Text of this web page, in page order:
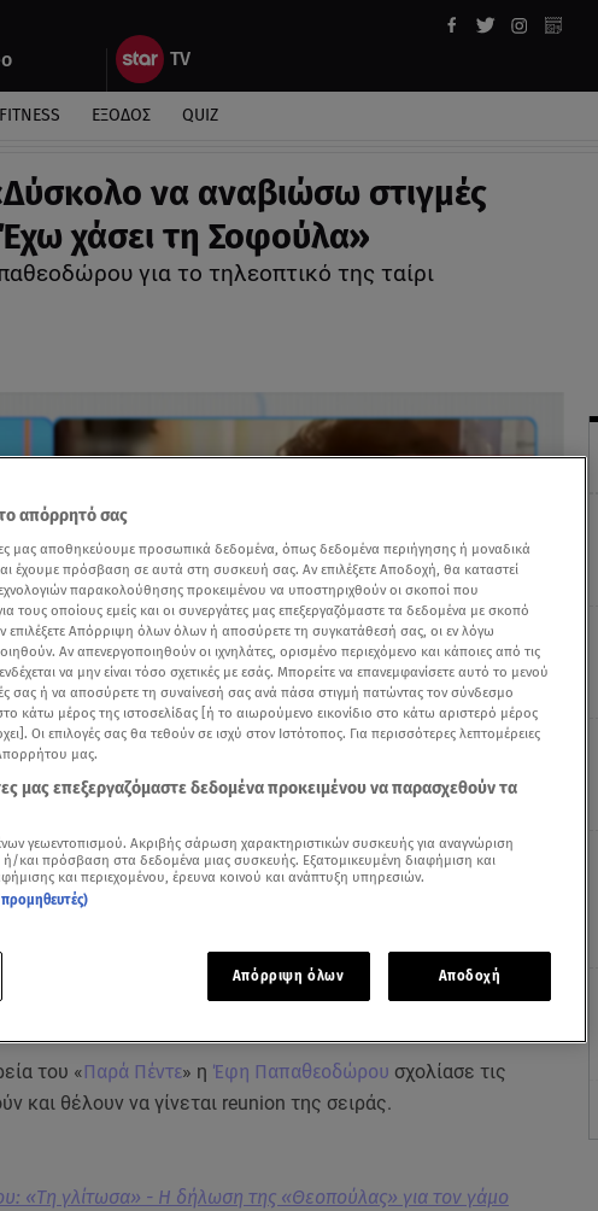
FITNESS ΕΞΟΔΟΣ QUIZ
να αναβιώσω στιγμές
χάσει τη Σοφούλα»
για το τηλεοπτικό της ταίρι
περισσότερα άρθρα μας στα αποτελέσματα αναζήτησης
του «Παρά Πέντε» η Έφη Παπαθεοδώρου σχολίασε τις
και θέλουν να γίνεται reunion της σειράς.
«Τη γλίτωσα» - Η δήλωση της «Θεοπούλας» για τον γάμο
απόρρητό σας
μας αποθηκεύουμε προσωπικά δεδομένα, όπως δεδομένα περιήγησης ή μοναδικά
έχουμε πρόσβαση σε αυτά στη συσκευή σας. Αν επιλέξετε Αποδοχή, θα καταστεί
παρακολούθησης προκειμένου να υποστηριχθούν οι σκοποί που
τους οποίους εμείς και οι συνεργάτες μας επεξεργαζόμαστε τα δεδομένα με σκοπό
επιλέξετε Απόρριψη όλων όλων ή αποσύρετε τη συγκατάθεσή σας, οι εν λόγω
Αν απενεργοποιηθούν οι ιχνηλάτες, ορισμένο περιεχόμενο και κάποιες από τις
να μην είναι τόσο σχετικές με εσάς. Μπορείτε να επανεμφανίσετε αυτό το μενού
σας ή να αποσύρετε τη συναίνεσή σας ανά πάσα στιγμή πατώντας τον σύνδεσμο
κάτω μέρος της ιστοσελίδας [ή το αιωρούμενο εικονίδιο στο κάτω αριστερό μέρος
Οι επιλογές σας θα τεθούν σε ισχύ στον Ιστότοπος. Για περισσότερες λεπτομέρειες
μας.
μας επεξεργαζόμαστε δεδομένα προκειμένου να παρασχεθούν τα
γεωεντοπισμού. Ακριβής σάρωση χαρακτηριστικών συσκευής για αναγνώριση
και πρόσβαση στα δεδομένα μιας συσκευής. Εξατομικευμένη διαφήμιση και
και περιεχομένου, έρευνα κοινού και ανάπτυξη υπηρεσιών.
Απόρριψη όλων Αποδοχή